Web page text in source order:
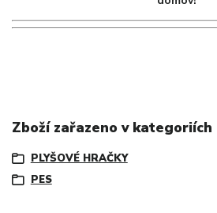
Zboží zařazeno v kategoriích
PLYŠOVÉ HRAČKY
PES